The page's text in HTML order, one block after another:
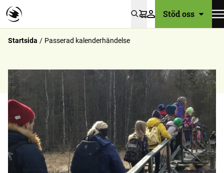
VarukorgStöd oss
Startsida Passerad kalenderhändelse